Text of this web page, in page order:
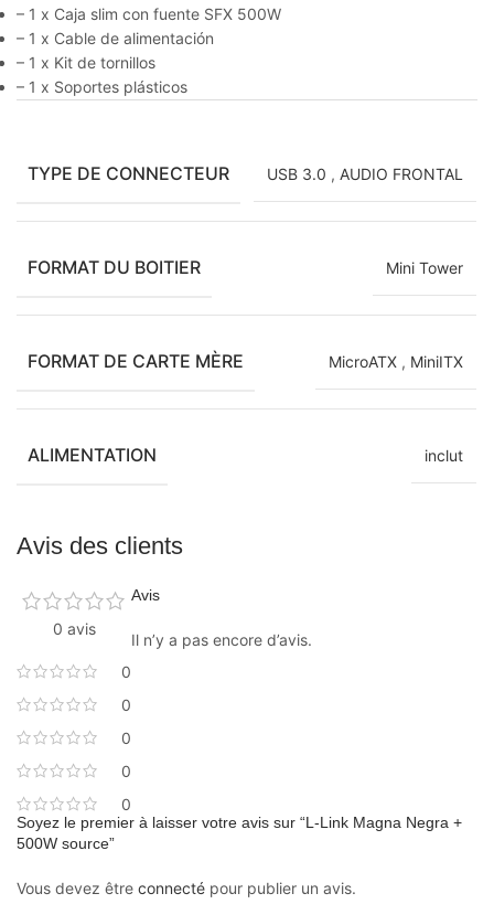
– 1 x Caja slim con fuente SFX 500W
– 1 x Cable de alimentación
– 1 x Kit de tornillos
– 1 x Soportes plásticos
TYPE DE CONNECTEUR USB 3.0 , AUDIO FRONTAL
FORMAT DU BOITIER Mini Tower
FORMAT DE CARTE MÈRE MicroATX , MiniITX
ALIMENTATION inclut
Avis des clients
0 avis
0
0
0
0
0
Avis
Il n’y a pas encore d’avis.
Soyez le premier à laisser votre avis sur “L-Link Magna Negra +
500W source”
Vous devez être connecté pour publier un avis.